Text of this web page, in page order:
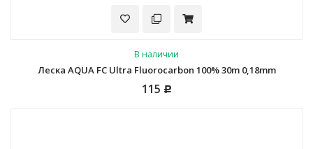
В наличии
Леска AQUA FC Ultra Fluorocarbon 100% 30m 0,18mm
115 Р